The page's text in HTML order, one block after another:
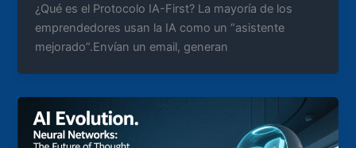
¿Qué es el Protocolo IA-First? La mayoría de los
emprendedores usan la IA como un “asistente
mejorado”.Envían un email, generan